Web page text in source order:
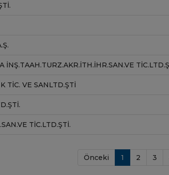
TIC. VE SANLTD.ŞTI
TIC.LTD.ŞTI.
Önceki 1 2 3